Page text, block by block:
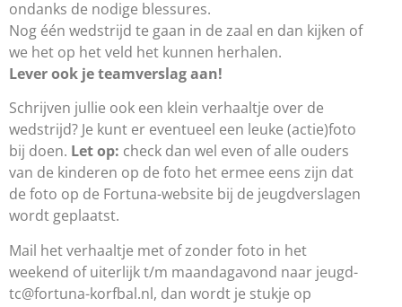
ondanks de nodige blessures.
Nog één wedstrijd te gaan in de zaal en dan kijken of
we het op het veld het kunnen herhalen.
Lever ook je teamverslag aan!
Schrijven jullie ook een klein verhaaltje over de
wedstrijd? Je kunt er eventueel een leuke (actie)foto
bij doen. Let op: check dan wel even of alle ouders
van de kinderen op de foto het ermee eens zijn dat
de foto op de Fortuna-website bij de jeugdverslagen
wordt geplaatst.
Mail het verhaaltje met of zonder foto in het
weekend of uiterlijk t/m maandagavond naar jeugd-
tc@fortuna-korfbal.nl, dan wordt je stukje op